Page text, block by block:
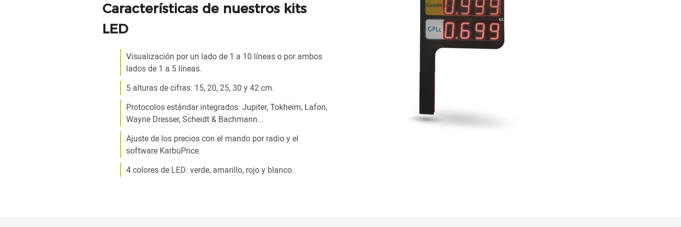
Características de nuestros kits
LED
Visualización por un lado de 1 a 10 líneas o por ambos
lados de 1 a 5 líneas.
5 alturas de cifras: 15, 20, 25, 30 y 42 cm.
Protocolos estándar integrados: Jupiter, Tokheim, Lafon,
Wayne Dresser, Scheidt & Bachmann...
Ajuste de los precios con el mando por radio y el
software KarbuPrice.
4 colores de LED: verde, amarillo, rojo y blanco.